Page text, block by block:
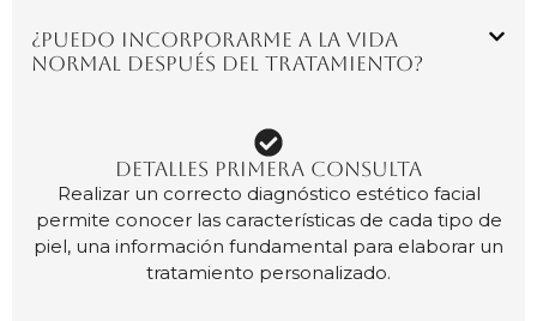
¿Puedo incorporarme a la vida
normal después del tratamiento?
DETALLES PRIMERA CONSULTA
Realizar un correcto diagnóstico estético facial
permite conocer las características de cada tipo de
piel, una información fundamental para elaborar un
tratamiento personalizado.